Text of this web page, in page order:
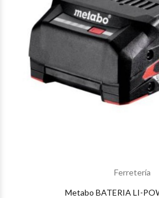
Ferretería
Metabo BATERIA LI-